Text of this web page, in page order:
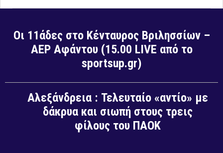
Οι 11άδες στο Κένταυρος Βριλησσίων –
ΑΕΡ Αφάντου (15.00 LIVE από το
sportsup.gr)
Αλεξάνδρεια : Τελευταίο «αντίο» με
δάκρυα και σιωπή στους τρεις
φίλους του ΠΑΟΚ